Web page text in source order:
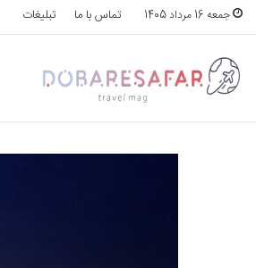
جمعه 16 مرداد 1405 تماس با ما تبلیغات